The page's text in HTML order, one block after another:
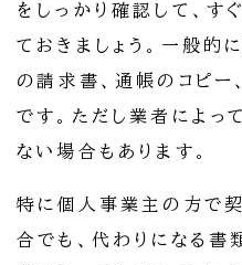
をしっかり確認して、す
ておきましょう。一般的
の請求書、通帳のコピ
です。ただし業者によっ
ない場合もあります。
特に個人事業主の方で
合でも、代わりになる